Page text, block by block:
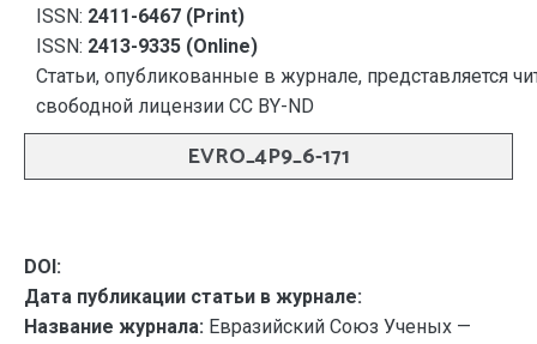
ISSN: 2411-6467 (Print)
ISSN: 2413-9335 (Online)
Статьи, опубликованные в журнале, представляется
свободной лицензии CC BY-ND
EVRO_4P9_6-171
DOI:
Дата публикации статьи в журнале:
Название журнала: Евразийский Союз Ученых —